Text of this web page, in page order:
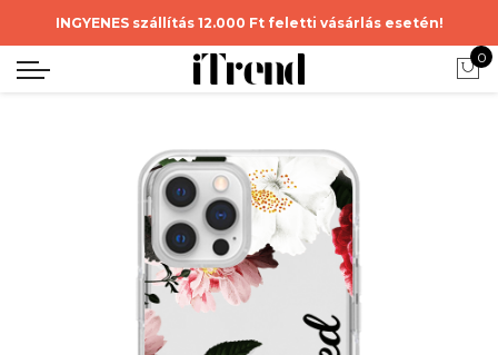
INGYENES szállítás 12.000 Ft feletti vásárlás esetén!
0